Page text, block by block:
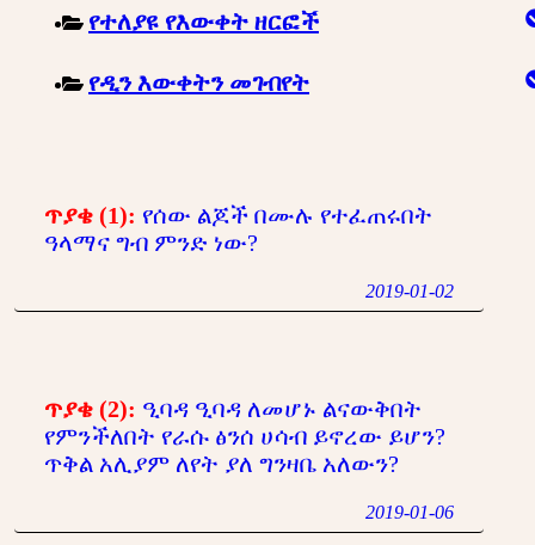
የተለያዩ የእውቀት ዘርፎች
የዲን እውቀትን መገብየት
ጥያቄ (1): የሰው ልጆች በሙሉ የተፈጠሩበት
ዓላማና ግብ ምንድ ነው?
2019-01-02
ጥያቄ (2): ዒባዳ ዒባዳ ለመሆኑ ልናውቅበት
የምንችለበት የራሱ ፅንሰ ሀሳብ ይኖረው ይሆን?
ጥቅል አሊያም ለየት ያለ ግንዛቤ አለውን?
2019-01-06